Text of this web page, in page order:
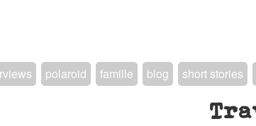
polaroid famille blog short stories